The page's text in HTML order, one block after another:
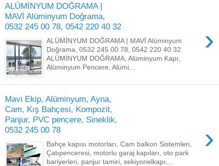
ALÜMİNYUM DOĞRAMA |
MAVİ Alüminyum Doğrama,
0532 245 00 78, 0542 220 40 32
›
ALÜMİNYUM DOĞRAMA | MAVİ Alüminyum
Doğrama, 0532 245 00 78, 0542 220 40 32
ALÜMİNYUM DOĞRAMA, Alüminyum Kapı,
Alüminyum Pencere, Alümi...
Mavi Ekip, Alüminyum, Ayna,
Cam, Kış Bahçesi, Kompozit,
Panjur, PVC pencere, Sineklik,
0532 245 00 78
›
Bahçe kapısı motorları, Cam balkon Sistemleri,
Çatıpenceresi, motorlu garaj kapıları, oto park
bariyerleri, panjur tamiri, sekiyonelkapı,...